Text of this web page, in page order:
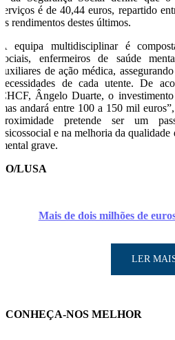
serviços é de 40,44 euros, repartido
os rendimentos destes últimos.
A equipa multidisciplinar é
sociais, enfermeiros de saúde
auxiliares de ação médica,
necessidades de cada utente. De
CHCF, Ângelo Duarte, o investimento
mas andará entre 100 a 150 mil
proximidade pretende ser um
psicossocial e na melhoria da qualidade
mental grave.
SO/LUSA
Mais de dois milhões de
LER
CONHEÇA-NOS MELHOR